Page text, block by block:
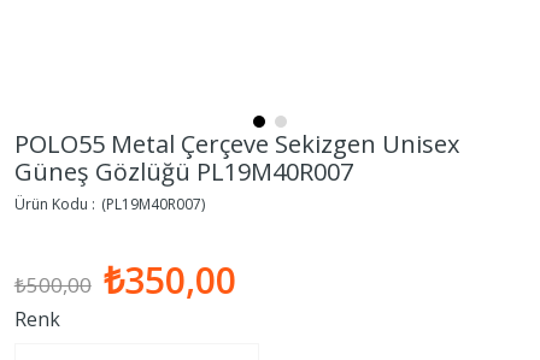
POLO55 Metal Çerçeve Sekizgen Unisex
Güneş Gözlüğü PL19M40R007
(PL19M40R007)
₺500,00 ₺350,00
Renk